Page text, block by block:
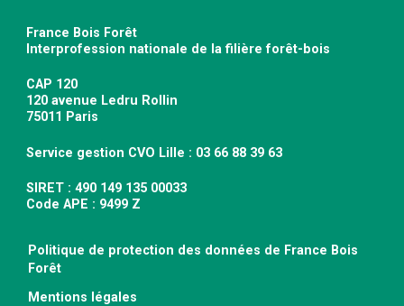
France Bois Forêt
Interprofession nationale de la filière forêt-bois
CAP 120
120 avenue Ledru Rollin
75011 Paris
Service gestion CVO Lille : 03 66 88 39 63
SIRET : 490 149 135 00033
Code APE : 9499 Z
Politique de protection des données de France Bois
Forêt
Mentions légales